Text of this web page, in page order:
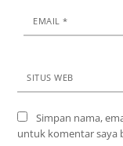
EMAIL*
SITUS WEB
Simpan nama,
untuk komentar saya